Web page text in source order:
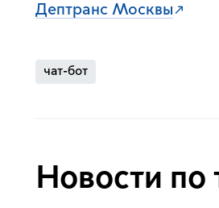
Дептранс Москвы
чат-бот
Новости по